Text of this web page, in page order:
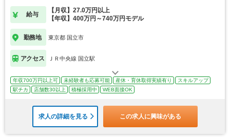
給与
【月収】27.0万円以上
【年収】400万円～740万円モデル
勤務地 東京都 国立市
アクセス ＪＲ中央線 国立駅
年収700万円以上可 未経験者も応募可能 産休・育休取得実績有り
スキルアップ
駅チカ
店舗数30以上 積極採用中 WEB面接OK
求人の詳細を見る この求人に興味がある